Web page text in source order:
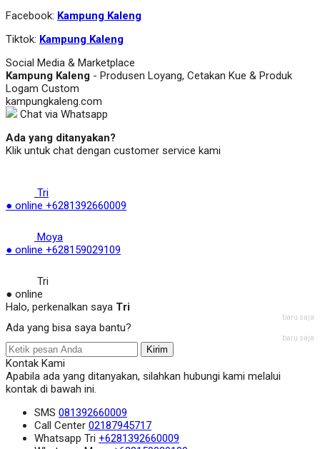
Facebook: Kampung Kaleng
Tiktok: Kampung Kaleng
Social Media & Marketplace
Kampung Kaleng - Produsen Loyang, Cetakan Kue & Produk
Logam Custom
kampungkaleng.com
Chat via Whatsapp
Ada yang ditanyakan?
Klik untuk chat dengan customer service kami
Tri
● online +6281392660009
Moya
● online +628159029109
Tri
● online
Halo, perkenalkan saya Tri
baru saja
Ada yang bisa saya bantu?
baru saja
Kirim
Kontak Kami
Apabila ada yang ditanyakan, silahkan hubungi kami melalui
kontak di bawah ini.
SMS 081392660009
Call Center 02187945717
Whatsapp Tri +6281392660009